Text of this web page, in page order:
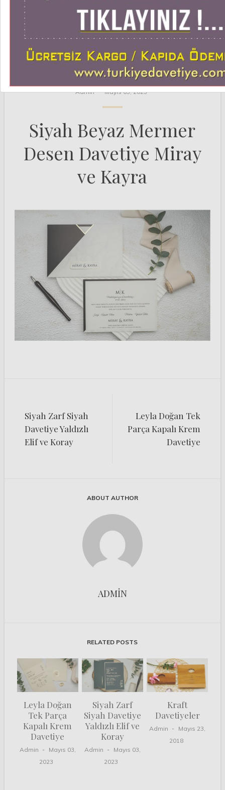
KRAFT DAVETIYELER
Admin
Mayıs 03, 2023
Siyah Beyaz Mermer
Desen Davetiye Miray
ve Kayra
dolaşımı
Siyah Zarf Siyah
Davetiye Yaldızlı
Elif ve Koray
Leyla Doğan Tek
Parça Kapalı Krem
Davetiye
ABOUT AUTHOR
ADMIN
RELATED POSTS
Leyla Doğan
Tek Parça
Kapalı Krem
Davetiye
Admin
Mayıs 03,
2023
Siyah Zarf
Siyah Davetiye
Yaldızlı Elif ve
Koray
Admin
Mayıs 03,
2023
Kraft
Davetiyeler
Admin
Mayıs 23,
2018